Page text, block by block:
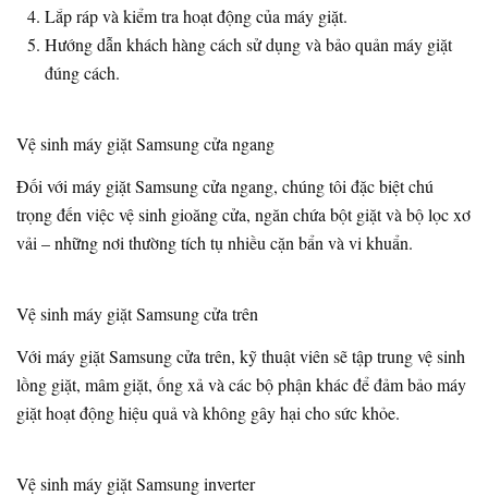
Lắp ráp và kiểm tra hoạt động của máy giặt.
Hướng dẫn khách hàng cách sử dụng và bảo quản máy giặt
đúng cách.
Vệ sinh máy giặt Samsung cửa ngang
Đối với máy giặt Samsung cửa ngang, chúng tôi đặc biệt chú
trọng đến việc vệ sinh gioăng cửa, ngăn chứa bột giặt và bộ lọc xơ
vải – những nơi thường tích tụ nhiều cặn bẩn và vi khuẩn.
Vệ sinh máy giặt Samsung cửa trên
Với máy giặt Samsung cửa trên, kỹ thuật viên sẽ tập trung vệ sinh
lồng giặt, mâm giặt, ống xả và các bộ phận khác để đảm bảo máy
giặt hoạt động hiệu quả và không gây hại cho sức khỏe.
Vệ sinh máy giặt Samsung inverter